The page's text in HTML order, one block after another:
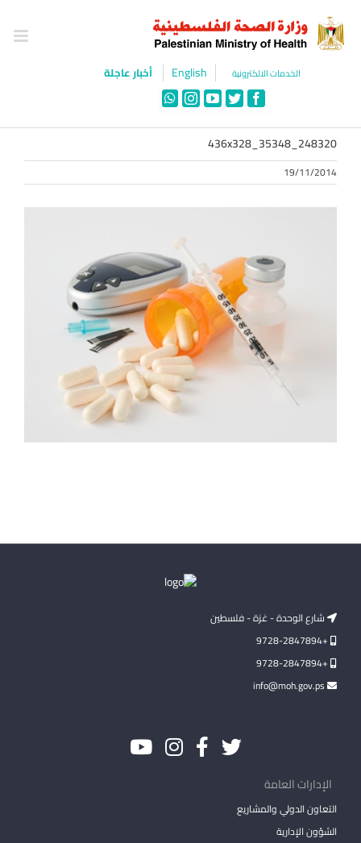
content
الخدمات الالكترونية English أخبار عاجلة
Facebook
Twitter
YouTube
Instagram
WhatsApp
436x328_35348_248320
19/11/2014
شارع الوحدة - غزة - فلسطين
+9728-2847894
+9728-2847894
الإدارات العامة
التعاون الدولي والمشاريع
الشؤون الإدارية